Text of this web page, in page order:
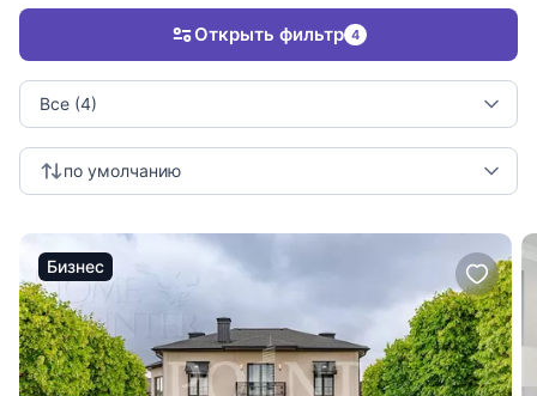
Все (4)
по умолчанию
Открыть фильтр 4
Бизнес